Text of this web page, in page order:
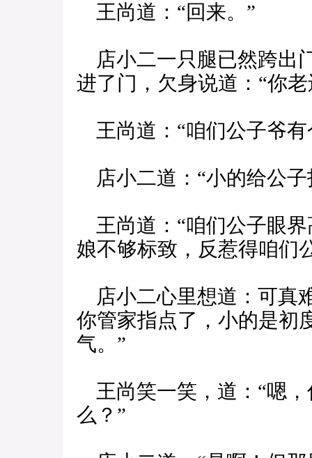
王尚道：“回来。”
店小二一只腿已然跨出
进了门，欠身说道：“你
王尚道：“咱们公子爷有
店小二道：“小的给公子
王尚道：“咱们公子眼
娘不够标致，反惹得咱们
店小二心里想道：可真
你管家指点了，小的是初
气。”
王尚笑一笑，道：“嗯
么？”